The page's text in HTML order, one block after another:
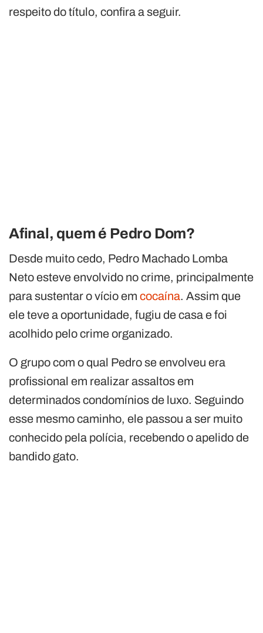
respeito do título, confira a seguir.
Afinal, quem é Pedro Dom?
Desde muito cedo, Pedro Machado Lomba
Neto esteve envolvido no crime, principalmente
para sustentar o vício em cocaína. Assim que
ele teve a oportunidade, fugiu de casa e foi
acolhido pelo crime organizado.
O grupo com o qual Pedro se envolveu era
profissional em realizar assaltos em
determinados condomínios de luxo. Seguindo
esse mesmo caminho, ele passou a ser muito
conhecido pela polícia, recebendo o apelido de
bandido gato.